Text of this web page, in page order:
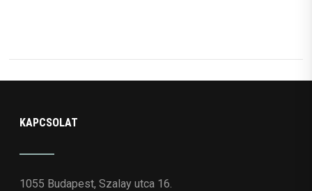
KAPCSOLAT
1055 Budapest, Szalay utca 16.